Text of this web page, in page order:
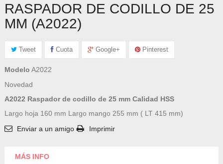
RASPADOR DE CODILLO DE 25
MM (A2022)
Tweet Cuota Google+ Pinterest
Modelo A2022
Novedad
A2022 Raspador de codillo de 25 mm Calidad HSS
Largo hoja 160 mm Largo mango 255 mm ( LT 415 mm)
Enviar a un amigo
Imprimir
MÁS INFO